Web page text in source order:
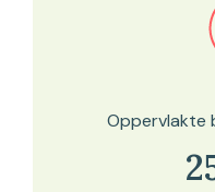
Bekijk in
Oppervlakte